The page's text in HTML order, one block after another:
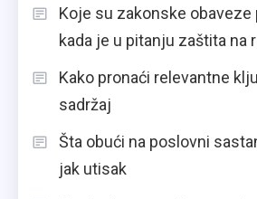
Koje su zakonske obaveze
kada je u pitanju zaštita na
Kako pronaći relevantne
sadržaj
Šta obući na poslovni
jak utisak